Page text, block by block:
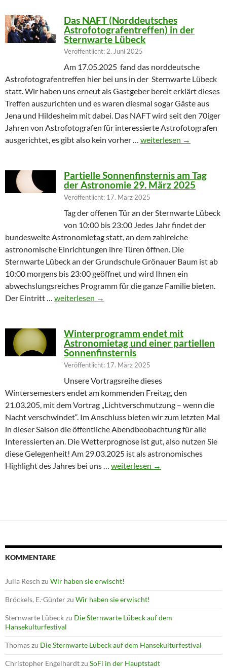
Das NAFT (Norddeutsches
Astrofotografentreffen) in der
Sternwarte Lübeck
Veröffentlicht: 2. Juni 2025
Am 17.05.2025 fand das norddeutsche
Astrofotografentreffen hier bei uns in der Sternwarte Lübeck
statt. Wir haben uns erneut als Gastgeber bereit erklärt dieses
Treffen auszurichten und es waren diesmal sogar Gäste aus
Jena und Hildesheim mit dabei. Das NAFT wird seit den 70iger
Jahren von Astrofotografen für interessierte Astrofotografen
ausgerichtet, es gibt also kein vorher … Das NAFT
weiterlesen →
Partielle Sonnenfinsternis am Tag
der Astronomie 29. März 2025
Veröffentlicht: 17. März 2025
Tag der offenen Tür an der Sternwarte Lübeck
von 10:00 bis 23:00 Jedes Jahr findet der
bundesweite Astronomietag statt, an dem zahlreiche
astronomische Einrichtungen ihre Türen öffnen. Die
Sternwarte Lübeck an der Grundschule Grönauer Baum ist ab
10:00 morgens bis 23:00 geöffnet und wird Ihnen ein
abwechslungsreiches Programm für die ganze Familie bieten.
Der Eintritt … Partielle Sonnenfinsternis am Tag der
weiterlesen →
Winterprogramm endet mit
Astronomietag und einer partiellen
Sonnenfinsternis
Veröffentlicht: 17. März 2025
Unsere Vortragsreihe dieses
Wintersemesters endet am kommenden Freitag, den
21.03.205, mit dem Vortrag „Lichtverschmutzung – wenn die
Nacht verschwindet“. Im Anschluss bieten wir zum letzten Mal
in dieser Saison die öffentliche Abendbeobachtung für alle
Interessierten an. Die Wetterprognose ist gut, also nutzen Sie
diese Gelegenheit! Am 29.03.2025 ist als astronomisches
Highlight des Jahres bei uns … Winterprogramm endet mit
weiterlesen →
KOMMENTARE
Julia Resch zu Wir haben sie erwischt!
Bröckels, E.-Günterzu Wir haben sie erwischt!
Sternwarte Lübeckzu Die Sternwarte Lübeck auf dem
Hansekulturfestival
Thomaszu Die Sternwarte Lübeck auf dem Hansekulturfestival
Christopher Engelhardtzu SoFi in der Hauptstadt